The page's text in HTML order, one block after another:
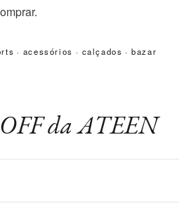
· acessórios · calçados · bazar
OFF da ATEEN